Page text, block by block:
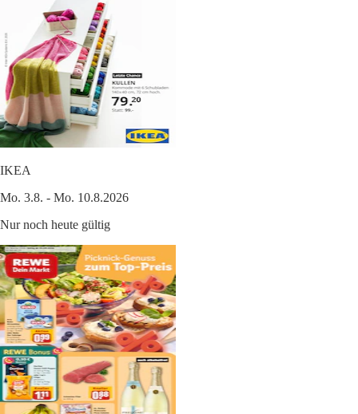
IKEA
Mo. 3.8. - Mo. 10.8.2026
Nur noch heute gültig